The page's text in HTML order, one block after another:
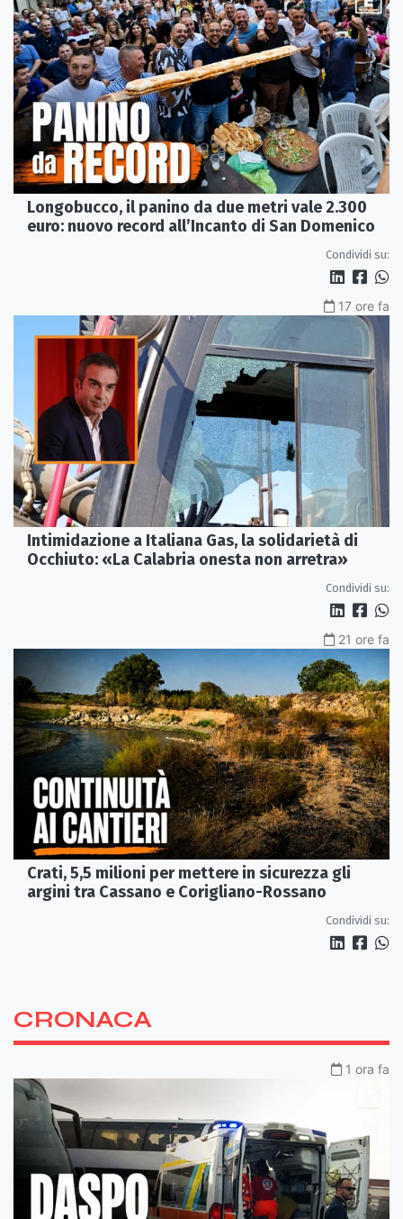
Longobucco, il panino da due metri vale 2.300
euro: nuovo record all’Incanto di San Domenico
Condividi su:
17 ore fa
Intimidazione a Italiana Gas, la solidarietà di
Occhiuto: «La Calabria onesta non arretra»
Condividi su:
21 ore fa
Crati, 5,5 milioni per mettere in sicurezza gli
argini tra Cassano e Corigliano-Rossano
Condividi su:
CRONACA
1 ora fa